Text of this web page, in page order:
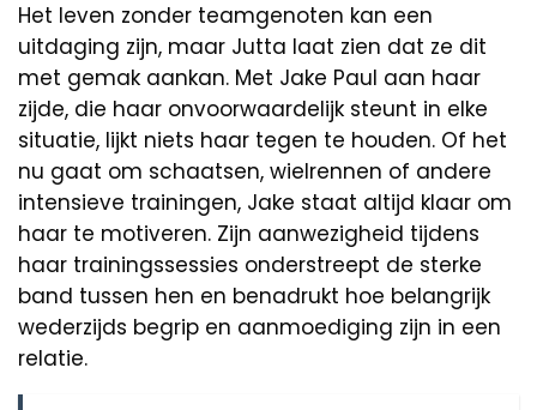
Het leven zonder teamgenoten kan een
uitdaging zijn, maar Jutta laat zien dat ze dit
met gemak aankan. Met Jake Paul aan haar
zijde, die haar onvoorwaardelijk steunt in elke
situatie, lijkt niets haar tegen te houden. Of het
nu gaat om schaatsen, wielrennen of andere
intensieve trainingen, Jake staat altijd klaar om
haar te motiveren. Zijn aanwezigheid tijdens
haar trainingssessies onderstreept de sterke
band tussen hen en benadrukt hoe belangrijk
wederzijds begrip en aanmoediging zijn in een
relatie.